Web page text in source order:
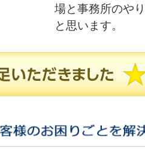
場と事務所のや
と思います。